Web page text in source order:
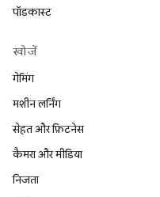
पॉडकास्ट
खोजें
गेमिंग
मशीन लर्निंग
सेहत और फ़िटनेस
कैमरा और मीडिया
निजता